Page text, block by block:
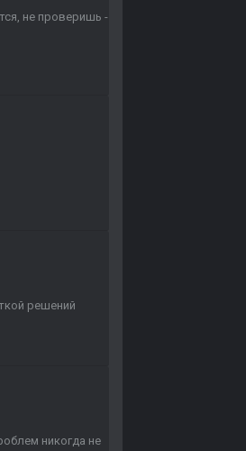
не проверишь -
решений
никогда не